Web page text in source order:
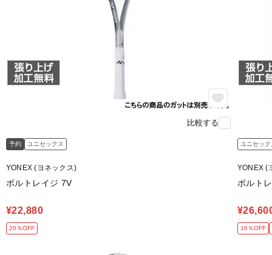
比較する
予約 ユニセックス
YONEX (ヨネックス)
ボルトレイジ 7V
¥22,880
20％OFF
ユニセック
YONEX (
ボルト
16％OFF